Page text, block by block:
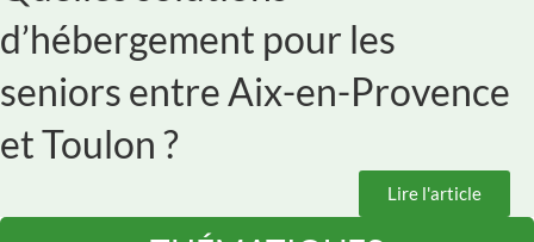
d’hébergement pour les
seniors entre Aix-en-Provence
et Toulon ?
Lire l'article